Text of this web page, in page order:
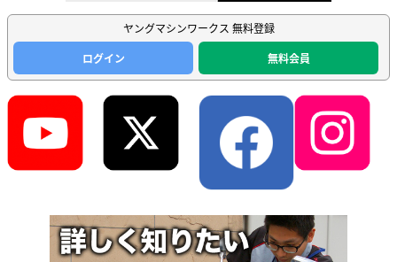
ヤングマシンワークス 無料登録
ログイン
無料会員